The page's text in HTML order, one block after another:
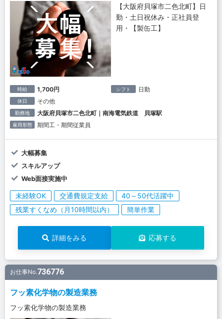
【大阪府貝塚市二色北町】日
勤・土日祝休み・正社員登
用・【製缶工】
時給 1,700円 シフト 日勤
休日 その他
勤務地 大阪府貝塚市二色北町｜南海電気鉄道 貝塚駅
雇用形態 期間工・期間従業員
大幅募集
スキルアップ
Web面接実施中
未経験OK 交通費規定支給
40～50代活躍中
残業すくなめ（月10時間以内）
簡単作業
詳細をみる 応募する
お仕事No.736776
フッ素化学物の製造業務
フッ素化学物の製造業務